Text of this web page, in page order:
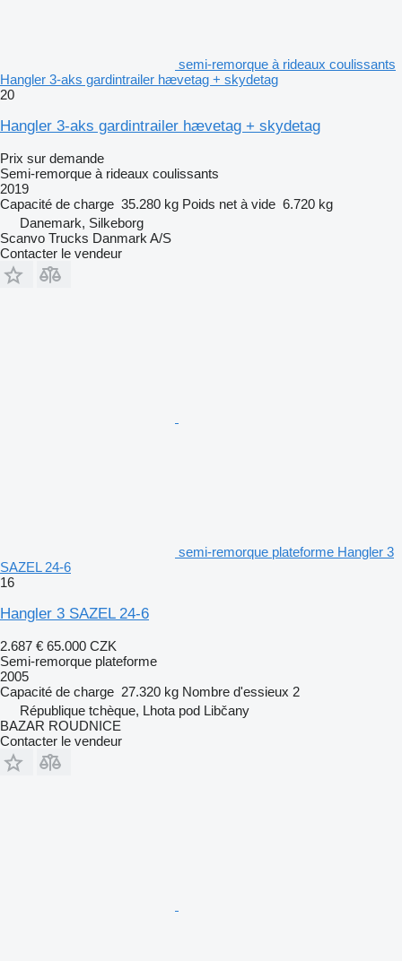
semi-remorque à rideaux coulissants
Hangler 3-aks gardintrailer hævetag + skydetag
20
Hangler 3-aks gardintrailer hævetag + skydetag
Prix sur demande
Semi-remorque à rideaux coulissants
2019
Capacité de charge 35.280 kg Poids net à vide 6.720 kg
Danemark, Silkeborg
Scanvo Trucks Danmark A/S
Contacter le vendeur
semi-remorque plateforme Hangler 3
SAZEL 24-6
16
Hangler 3 SAZEL 24-6
2.687 € 65.000 CZK
Semi-remorque plateforme
2005
Capacité de charge 27.320 kg Nombre d'essieux 2
République tchèque, Lhota pod Libčany
BAZAR ROUDNICE
Contacter le vendeur